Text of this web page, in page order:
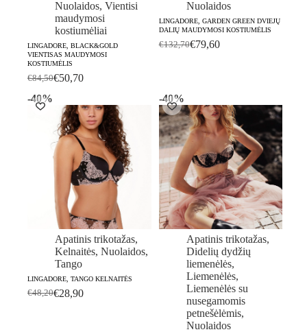
Nuolaidos, Vientisi
maudymosi
kostiumėliai
LINGADORE, BLACK&GOLD
VIENTISAS MAUDYMOSI
KOSTIUMĖLIS
€84,50Original
was:
€84,50.
€50,70
Current
is:
€50,70.
Nuolaidos
LINGADORE, GARDEN GREEN DVIEJŲ
DALIŲ MAUDYMOSI KOSTIUMĖLIS
€132,70Original
€79,60
Current
-40%
Apatinis trikotažas,
Kelnaitės, Nuolaidos,
Tango
LINGADORE, TANGO KELNAITĖS
€48,20Original
€28,90
Current
-40%
Apatinis trikotažas,
Didelių dydžių
liemenėlės,
Liemenėlės,
Liemenėlės su
nusegamomis
petnešėlėmis,
Nuolaidos